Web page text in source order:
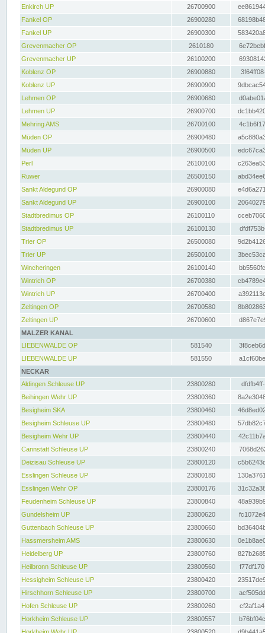
Enkirch UP
26700900
Fankel OP
26900280
Fankel UP
26900300
Grevenmacher OP
2610180
Grevenmacher UP
26100200
Koblenz OP
26900880
Koblenz UP
26900900
Lehmen OP
26900680
Lehmen UP
26900700
Mehring AMS
26700100
Müden OP
26900480
Müden UP
26900500
Perl
26100100
Ruwer
26500150
Sankt Aldegund OP
26900080
Sankt Aldegund UP
26900100
Stadtbredimus OP
26100110
Stadtbredimus UP
26100130
Trier OP
26500080
Trier UP
26500100
Wincheringen
26100140
Wintrich OP
26700380
Wintrich UP
26700400
Zeltingen OP
26700580
Zeltingen UP
26700600
MALZER KANAL
LIEBENWALDE OP
581540
LIEBENWALDE UP
581550
NECKAR
Aldingen Schleuse UP
23800280
Beihingen Wehr UP
23800360
Besigheim SKA
23800460
Besigheim Schleuse UP
23800480
Besigheim Wehr UP
23800440
Cannstatt Schleuse UP
23800240
Deizisau Schleuse UP
23800120
Esslingen Schleuse UP
23800180
Esslingen Wehr OP
23800176
Feudenheim Schleuse UP
23800840
Gundelsheim UP
23800620
Guttenbach Schleuse UP
23800660
Hassmersheim AMS
23800630
Heidelberg UP
23800760
Heilbronn Schleuse UP
23800560
Hessigheim Schleuse UP
23800420
Hirschhorn Schleuse UP
23800700
Hofen Schleuse UP
23800260
Horkheim Schleuse UP
23800557